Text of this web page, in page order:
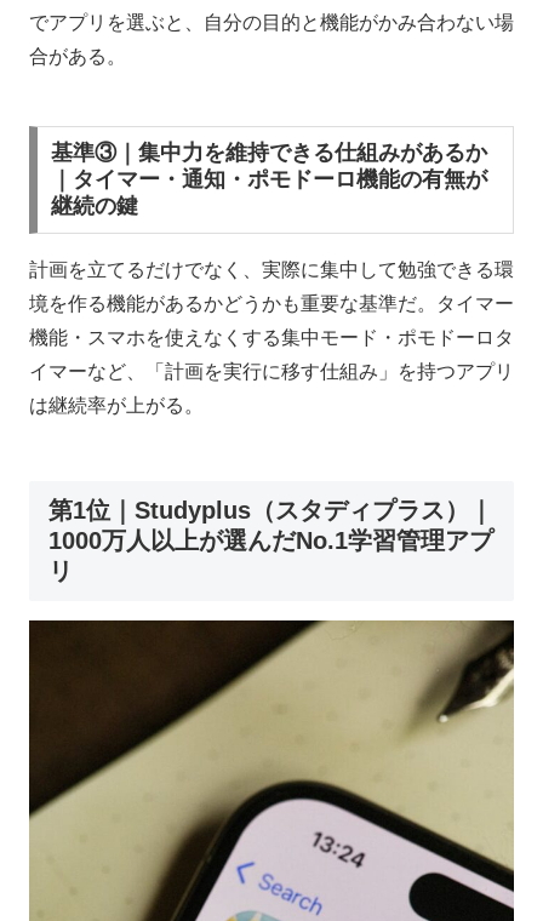
でアプリを選ぶと、自分の目的と機能がかみ合わない場
合がある。
基準③｜集中力を維持できる仕組みがあるか
｜タイマー・通知・ポモドーロ機能の有無が
継続の鍵
計画を立てるだけでなく、実際に集中して勉強できる環
境を作る機能があるかどうかも重要な基準だ。タイマー
機能・スマホを使えなくする集中モード・ポモドーロタ
イマーなど、「計画を実行に移す仕組み」を持つアプリ
は継続率が上がる。
第1位｜Studyplus（スタディプラス）｜
1000万人以上が選んだNo.1学習管理アプ
リ